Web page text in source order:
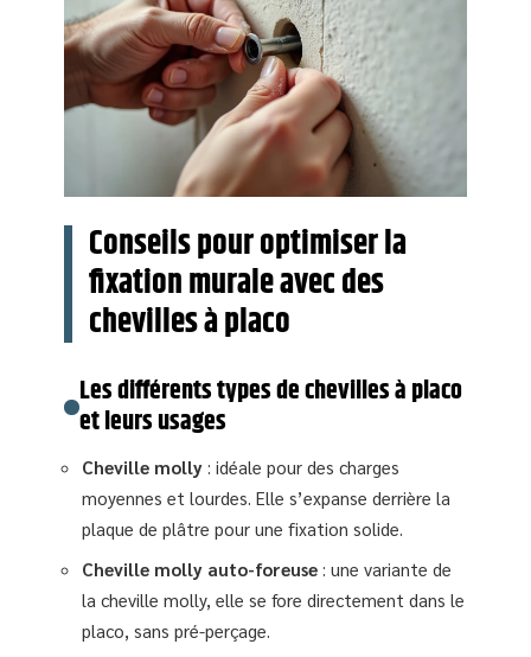
Conseils pour optimiser la
fixation murale avec des
chevilles à placo
Les différents types de chevilles à placo
et leurs usages
Cheville molly : idéale pour des charges
moyennes et lourdes. Elle s’expanse derrière la
plaque de plâtre pour une fixation solide.
Cheville molly auto-foreuse : une variante de
la cheville molly, elle se fore directement dans le
placo, sans pré-perçage.